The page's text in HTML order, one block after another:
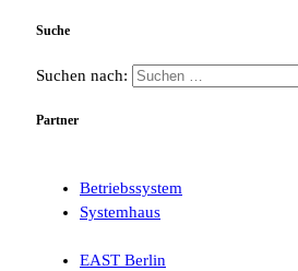
Suche
Suchen nach:
Partner
Betriebssystem
Systemhaus
EAST Berlin